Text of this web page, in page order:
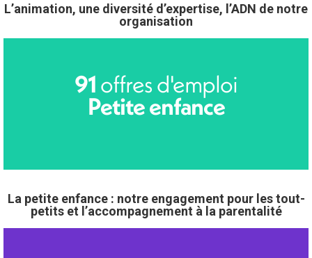
L’animation, une diversité d’expertise, l’ADN de notre
organisation
91offres d'emploi
Petite enfance
La petite enfance : notre engagement pour les tout-
petits et l’accompagnement à la parentalité